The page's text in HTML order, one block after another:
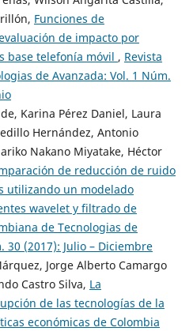
Funciones de
de impacto por
base telefonía móvil , Revista
de Avanzada: Vol. 1 Núm.
Karina Pérez Daniel, Laura
Hernández, Antonio
Nakano Miyatake, Héctor
de reducción de ruido
utilizando un modelado
wavelet y filtrado de
de Tecnologias de
30 (2017): Julio – Diciembre
Jorge Alberto Camargo
Castro Silva, La
de las tecnologías de la
económicas de Colombia